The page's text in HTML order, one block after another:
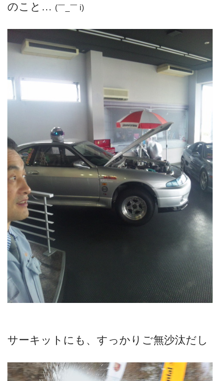
のこと… (￣_￣ i)
サーキットにも、すっかりご無沙汰だし